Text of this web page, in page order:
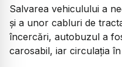
Salvarea vehiculului a
și a unor cabluri de
încercări, autobuzul a
carosabil, iar circulația